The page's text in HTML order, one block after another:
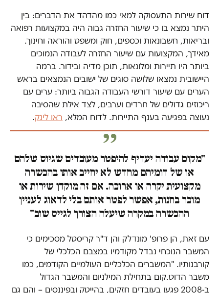
דוח שירות התעסוקה למאי כמו מהדהד את הדברים: בין
היתר נמצא בו כי שיעור החזרה גבוה היה במקצועות רפואה
ובריאות, חשבונאות וכספים, חוק ומשפט והוראה וחינוך.
מאידך, המקצועות עם שיעור החזרה לעבודה הנמוכים
ביותר היו תיירות ומלונאות, תוכן מדיה ובידור. ברמה
היישובית נמצאו שלושה סוגים של ישובים הנמצאים בראש
הערים עם שיעור דורשי העבודה הגבוה ביותר: ערים עם
ריכוזים גדולים של חרדים וערבים, לצד אילת שהסיבה
נעוצה בפגיעה בענף התיירות. לדוח המלא, ראו לינק.
"מקום עבודה יעדיף להיפטר מעובדים שגיוס שלהם
או של דומיהם מחדש לא יחייב אותו בהכשרה
מקצועית יקרה או ארוכה. אם זה מוקדן שירות או
מוכר בחנות, אפשר לפטר אותם בלי לדאוג לעניין
ההכשרה במקרה שיעלה הצורך לגייס שוב"
עם זאת, הן פרופ' מונדלק והן ד"ר קריסטל מסכימים כי
המשבר הנוכחי נבדל מקודמיו במצבם הכלכלי של
קורבנותיו. "המשברים הכלכליים העולמיים הקודמים, כמו
משבר הדוט.קום בתחילת המילניום והמשבר הגדול
ב-2008 פגעו בעובדים חזקים, בהייטק ובפיננסים – והם גם